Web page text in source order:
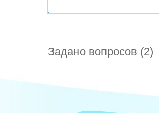
Задано вопросов (2)
как